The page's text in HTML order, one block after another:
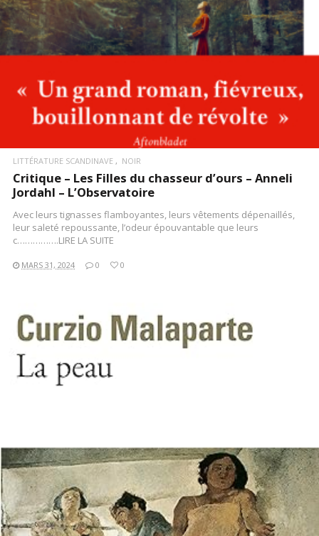
LITTÉRATURE SCANDINAVE NOIR
Critique – Les Filles du chasseur d’ours – Anneli
Jordahl – L’Observatoire
Avec leurs tignasses flamboyantes, leurs vêtements dépenaillés,
leur saleté repoussante, l’odeur épouvantable que leurs
c…………….LIRE LA SUITE
MARS 31, 2024 0 0